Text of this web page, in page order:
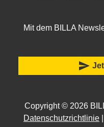
Mit dem BILLA
send
Copyright © 2026
Datenschutzrichtlinie